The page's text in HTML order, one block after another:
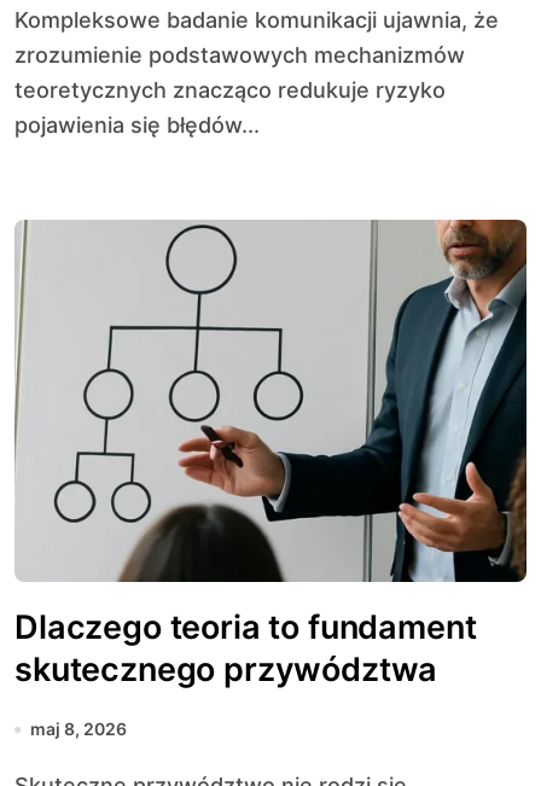
Kompleksowe badanie komunikacji ujawnia, że
zrozumienie podstawowych mechanizmów
teoretycznych znacząco redukuje ryzyko
pojawienia się błędów...
Dlaczego teoria to fundament
skutecznego przywództwa
maj 8, 2026